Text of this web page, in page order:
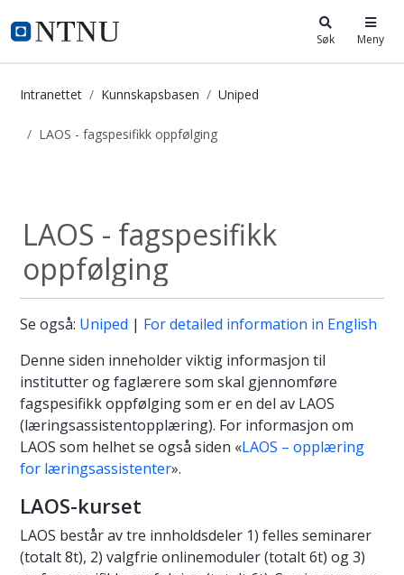
i.ntnu.no Søk Meny
Intranettet Kunnskapsbasen Uniped
LAOS - fagspesifikk oppfølging
LAOS - fagspesifikk
oppfølging
Se også: Uniped | For detailed information in English
Denne siden inneholder viktig informasjon til
institutter og faglærere som skal gjennomføre
fagspesifikk oppfølging som er en del av LAOS
(læringsassistentopplæring). For informasjon om
LAOS som helhet se også siden «LAOS – opplæring
for læringsassistenter».
LAOS-kurset
LAOS består av tre innholdsdeler 1) felles seminarer
(totalt 8t), 2) valgfrie onlinemoduler (totalt 6t) og 3)